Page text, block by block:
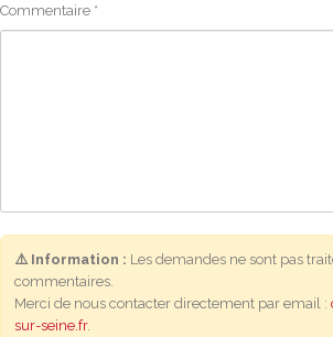
Commentaire *
⚠️ Information : Les demandes ne sont pas
commentaires.
Merci de nous contacter directement par email :
sur-seine.fr.